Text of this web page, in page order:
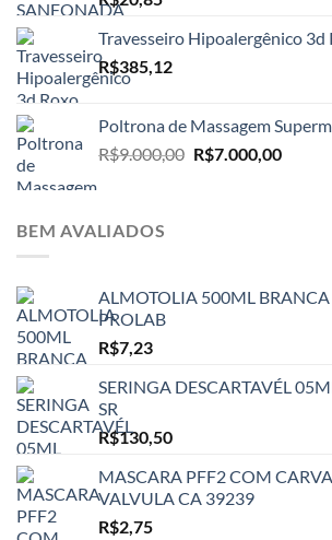
Travesseiro Hipoalergênico 3d
R$385,12
Poltrona de Massagem
R$9.000,00 O
R$7.000,00O
BEM AVALIADOS
ALMOTOLIA 500ML BRANCA
PROLAB
R$7,23
SERINGA DESCARTAVÉL
SR
R$130,50
MASCARA PFF2 COM
VALVULA CA 39239
R$2,75